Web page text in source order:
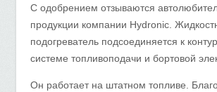
С одобрением отзываются
продукции компании Hydronic.
подогреватель подсоединяется к
системе топливоподачи и бортовой
Он работает на штатном топливе.